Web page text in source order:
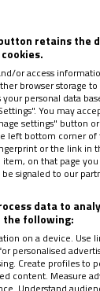
de
pobreza”
bailan y
Papa en su
creada por
de los últimos
del viaje a
(4-10
información
retains the
or access
browser storage
personal data
You may
settings" button
left bottom corner of
or the link in
on that page
signaled to our
data to
the following:
on a device. Use
personalised
Create profiles to
content. Measure
Understand